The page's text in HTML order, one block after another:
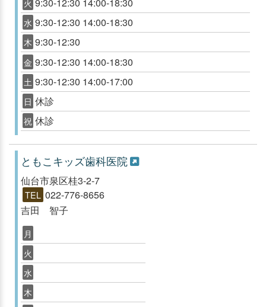
火
水 9:30-12:30 14:00-18:30
木 9:30-12:30
金 9:30-12:30 14:00-18:30
土 9:30-12:30 14:00-17:00
日 休診
祝 休診
ともこキッズ歯科医院
仙台市泉区桂3-2-7
TEL 022-776-8656
吉田 智子
月
火
水
木